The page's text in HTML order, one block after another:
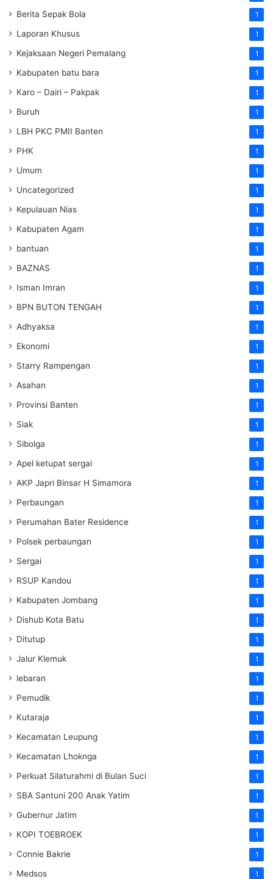
Berita Sepak Bola 1
Laporan Khusus 1
Kejaksaan Negeri Pemalang 1
Kabupaten batu bara 1
Karo – Dairi – Pakpak 1
Buruh 1
LBH PKC PMII Banten 1
PHK 1
Umum 1
Uncategorized 1
Kepulauan Nias 1
Kabupaten Agam 1
bantuan 1
BAZNAS 1
Isman Imran 1
BPN BUTON TENGAH 1
Adhyaksa 1
Ekonomi 1
Starry Rampengan 1
Asahan 1
Provinsi Banten 1
Siak 1
Sibolga 1
Apel ketupat sergai 1
AKP Japri Binsar H Simamora 1
Perbaungan 1
Perumahan Bater Residence 1
Polsek perbaungan 1
Sergai 1
RSUP Kandou 1
Kabupaten Jombang 1
Dishub Kota Batu 1
Ditutup 1
Jalur Klemuk 1
lebaran 1
Pemudik 1
Kutaraja 1
Kecamatan Leupung 1
Kecamatan Lhoknga 1
Perkuat Silaturahmi di Bulan Suci 1
SBA Santuni 200 Anak Yatim 1
Gubernur Jatim 1
KOPI TOEBROEK 1
Connie Bakrie 1
Medsos 1